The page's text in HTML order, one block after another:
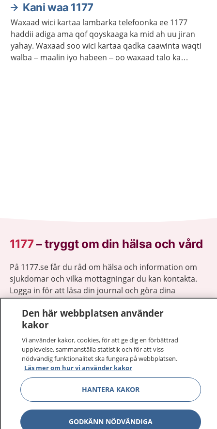
Kani waa 1177
Waxaad wici kartaa lambarka telefoonka ee 1177
haddii adiga ama qof qoyskaaga ka mid ah uu jiran
yahay. Waxaad soo wici kartaa qadka caawinta waqti
walba – maalin iyo habeen – oo waxaad talo ka
1177–tryggt om din hälsa och vård
På 1177.se får du råd om hälsa och information om
sjukdomar och vilka mottagningar du kan kontakta.
Logga in för att läsa din journal och göra dina
vårdärenden. Ring telefonnummer 1177 för
sjukvårdsrådgivning dygnet runt.
1177 ger dig råd när du vill må bättre.
1177 på flera språk Show
Om 1177 Show
Den här webbplatsen använder
kakor
Vi använder kakor, cookies, för att ge dig en förbättrad
upplevelse, sammanställa statistik och för att viss
nödvändig funktionalitet ska fungera på webbplatsen.
Läs mer om hur vi använder kakor
HANTERA KAKOR
GODKÄNN NÖDVÄNDIGA